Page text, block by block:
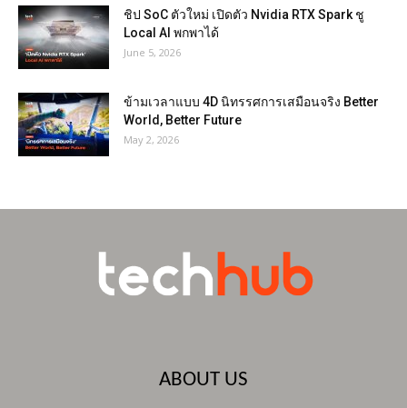
ชิป SoC ตัวใหม่ เปิดตัว Nvidia RTX Spark ชู
Local AI พกพาได้
June 5, 2026
ข้ามเวลาแบบ 4D นิทรรศการเสมือนจริง Better
World, Better Future
May 2, 2026
ABOUT US